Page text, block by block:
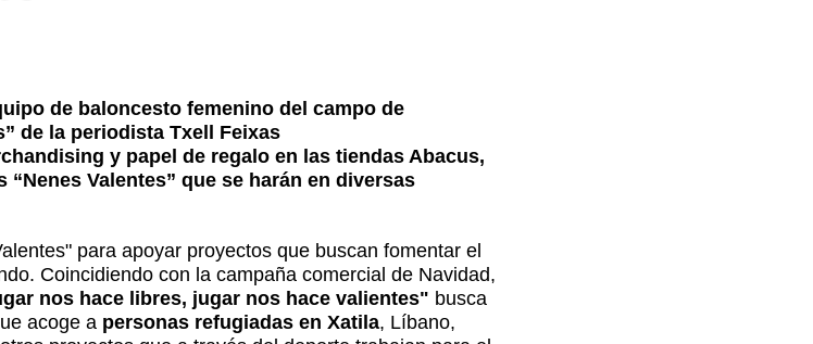
de baloncesto femenino del campo de
de la periodista Txell Feixas
y papel de regalo en las tiendas Abacus,
Valentes” que se harán en diversas
para apoyar proyectos que buscan fomentar el
Coincidiendo con la campaña comercial de Navidad,
nos hace libres, jugar nos hace valientes" busca
acoge a personas refugiadas en Xatila, Líbano,